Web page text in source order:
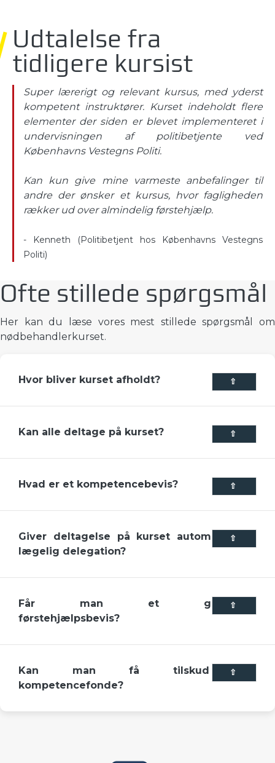
Udtalelse fra
tidligere kursist
Super lærerigt og relevant kursus, med yderst
kompetent instruktører. Kurset indeholdt flere
elementer der siden er blevet implementeret i
undervisningen af politibetjente ved
Københavns Vestegns Politi.
Kan kun give mine varmeste anbefalinger til
andre der ønsker et kursus, hvor fagligheden
rækker ud over almindelig førstehjælp.
- Kenneth (Politibetjent hos Københavns Vestegns
Politi)
Ofte stillede spørgsmål
Her kan du læse vores mest stillede spørgsmål om
nødbehandlerkurset.
Hvor bliver kurset afholdt? ⇧
Kan alle deltage på kurset? ⇧
Hvad er et kompetencebevis? ⇧
Giver deltagelse på kurset automatisk en
lægelig delegation?
⇧
Får man et godkendt
førstehjælpsbevis?
⇧
Kan man få tilskud fra
kompetencefonde?
⇧